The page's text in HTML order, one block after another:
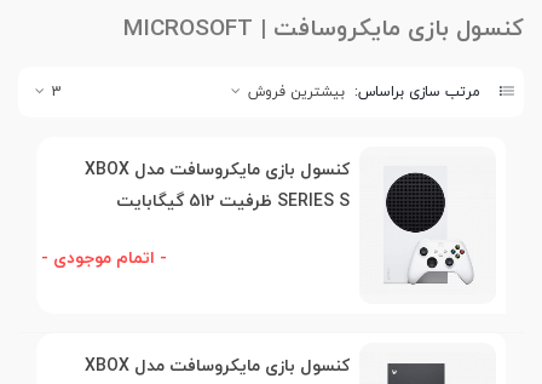
کنسول بازی مایکروسافت | MICROSOFT
مرتب سازی براساس: بیشترین فروش 3
کنسول بازی مایکروسافت مدل XBOX
SERIES S ظرفیت 512 گیگابایت
- اتمام موجودی -
کنسول بازی مایکروسافت مدل XBOX